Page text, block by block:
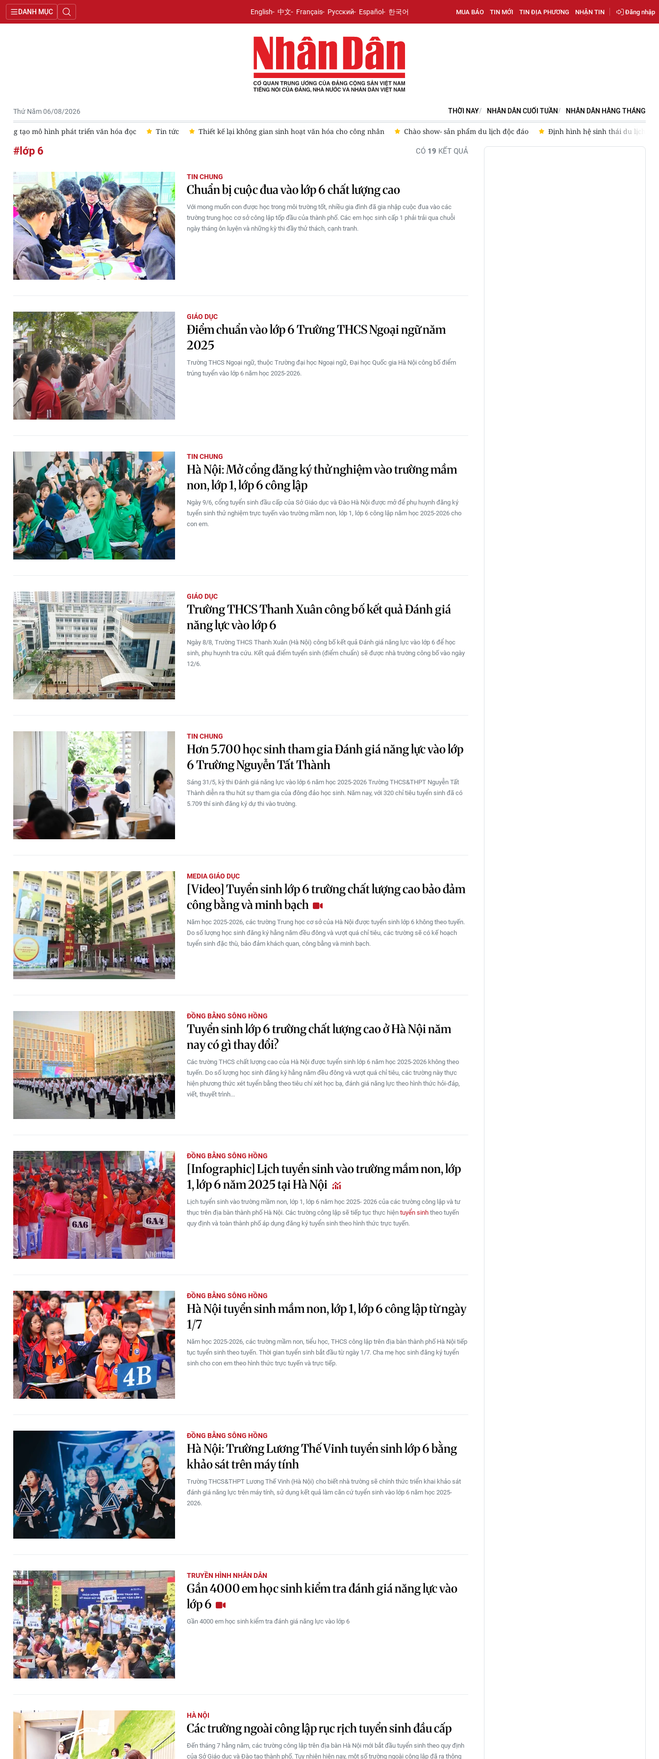
DANH MỤC English 中文 Français Русский Español 한국어 MUA BÁO TIN MỚI TIN ĐỊA PHƯƠNG NHẬN TIN Đăng nhập
Thứ Năm 06/08/2026 THỜI NAY NHÂN DÂN CUỐI TUẦN NHÂN DÂN HẰNG THÁNG
Sáng tạo mô hình phát triển văn hóa đọc Tin tức Thiết kế lại không gian sinh hoạt văn hóa cho công nhân Chào show- sản phẩm du lịch độc đáo Định hình hệ sinh thái du lịch
#lớp 6 CÓ 19 KẾT QUẢ
TIN CHUNG
Chuẩn bị cuộc đua vào lớp 6 chất lượng cao
Với mong muốn con được học trong môi trường tốt, nhiều gia đình đã gia nhập cuộc đua vào các
trường trung học cơ sở công lập tốp đầu của thành phố. Các em học sinh cấp 1 phải trải qua chuỗi
ngày tháng ôn luyện và những kỳ thi đầy thử thách, cạnh tranh.
GIÁO DỤC
Điểm chuẩn vào lớp 6 Trường THCS Ngoại ngữ năm
2025
Trường THCS Ngoại ngữ, thuộc Trường đại học Ngoại ngữ, Đại học Quốc gia Hà Nội công bố điểm
trúng tuyển vào lớp 6 năm học 2025-2026.
TIN CHUNG
Hà Nội: Mở cổng đăng ký thử nghiệm vào trường mầm
non, lớp 1, lớp 6 công lập
Ngày 9/6, cổng tuyển sinh đầu cấp của Sở Giáo dục và Đào Hà Nội được mở để phụ huynh đăng ký
tuyển sinh thử nghiệm trực tuyến vào trường mầm non, lớp 1, lớp 6 công lập năm học 2025-2026 cho
con em.
GIÁO DỤC
Trường THCS Thanh Xuân công bố kết quả Đánh giá
năng lực vào lớp 6
Ngày 8/8, Trường THCS Thanh Xuân (Hà Nội) công bố kết quả Đánh giá năng lực vào lớp 6 để học
sinh, phụ huynh tra cứu. Kết quả điểm tuyển sinh (điểm chuẩn) sẽ được nhà trường công bố vào ngày
12/6.
TIN CHUNG
Hơn 5.700 học sinh tham gia Đánh giá năng lực vào lớp
6 Trường Nguyễn Tất Thành
Sáng 31/5, kỳ thi Đánh giá năng lực vào lớp 6 năm học 2025-2026 Trường THCS&THPT Nguyễn Tất
Thành diễn ra thu hút sự tham gia của đông đảo học sinh. Năm nay, với 320 chỉ tiêu tuyển sinh đã có
5.709 thí sinh đăng ký dự thi vào trường.
MEDIA GIÁO DỤC
[Video] Tuyển sinh lớp 6 trường chất lượng cao bảo đảm
công bằng và minh bạch
Năm học 2025-2026, các trường Trung học cơ sở của Hà Nội được tuyển sinh lớp 6 không theo tuyến.
Do số lượng học sinh đăng ký hằng năm đều đông và vượt quá chỉ tiêu, các trường sẽ có kế hoạch
tuyển sinh đặc thù, bảo đảm khách quan, công bằng và minh bạch.
ĐỒNG BẰNG SÔNG HỒNG
Tuyển sinh lớp 6 trường chất lượng cao ở Hà Nội năm
nay có gì thay đổi?
Các trường THCS chất lượng cao của Hà Nội được tuyển sinh lớp 6 năm học 2025-2026 không theo
tuyến. Do số lượng học sinh đăng ký hằng năm đều đông và vượt quá chỉ tiêu, các trường này thực
hiện phương thức xét tuyển bằng theo tiêu chí xét học bạ, đánh giá năng lực theo hình thức hỏi-đáp,
viết, thuyết trình...
ĐỒNG BẰNG SÔNG HỒNG
[Infographic] Lịch tuyển sinh vào trường mầm non, lớp
1, lớp 6 năm 2025 tại Hà Nội
Lịch tuyển sinh vào trường mầm non, lớp 1, lớp 6 năm học 2025- 2026 của các trường công lập và tư
thục trên địa bàn thành phố Hà Nội. Các trường công lập sẽ tiếp tục thực hiện tuyển sinh theo tuyến
quy định và toàn thành phố áp dụng đăng ký tuyển sinh theo hình thức trực tuyến.
ĐỒNG BẰNG SÔNG HỒNG
Hà Nội tuyển sinh mầm non, lớp 1, lớp 6 công lập từ ngày
1/7
Năm học 2025-2026, các trường mầm non, tiểu học, THCS công lập trên địa bàn thành phố Hà Nội tiếp
tục tuyển sinh theo tuyến. Thời gian tuyển sinh bắt đầu từ ngày 1/7. Cha mẹ học sinh đăng ký tuyển
sinh cho con em theo hình thức trực tuyến và trực tiếp.
ĐỒNG BẰNG SÔNG HỒNG
Hà Nội: Trường Lương Thế Vinh tuyển sinh lớp 6 bằng
khảo sát trên máy tính
Trường THCS&THPT Lương Thế Vinh (Hà Nội) cho biết nhà trường sẽ chính thức triển khai khảo sát
đánh giá năng lực trên máy tính, sử dụng kết quả làm căn cứ tuyển sinh vào lớp 6 năm học 2025-
2026.
TRUYỀN HÌNH NHÂN DÂN
Gần 4000 em học sinh kiểm tra đánh giá năng lực vào
lớp 6
Gần 4000 em học sinh kiểm tra đánh giá năng lực vào lớp 6
HÀ NỘI
Các trường ngoài công lập rục rịch tuyển sinh đầu cấp
Đến tháng 7 hằng năm, các trường công lập trên địa bàn Hà Nội mới bắt đầu tuyển sinh theo quy định
của Sở Giáo dục và Đào tạo thành phố. Tuy nhiên hiện nay, một số trường ngoài công lập đã ra thông